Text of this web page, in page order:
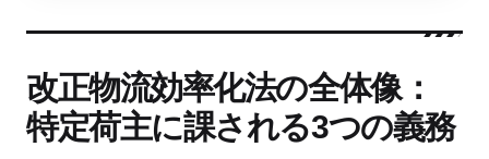
改正物流効率化法の全体像：
特定荷主に課される3つの義務